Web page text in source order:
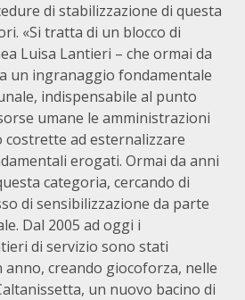
di stabilizzazione di questa
«Si tratta di un blocco di
Luisa Lantieri – che ormai da
un ingranaggio fondamentale
indispensabile al punto
umane le amministrazioni
ad esternalizzare
erogati. Ormai da anni
categoria, cercando di
di sensibilizzazione da parte
Dal 2005 ad oggi i
di servizio sono stati
creando giocoforza, nelle
un nuovo bacino di